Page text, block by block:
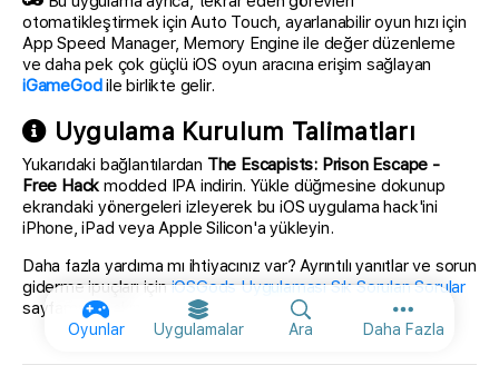
Oyunlar Uygulamalar Ara Daha Fazla
Diğer
otomatikleştirmek için Auto Touch, ayarlanabilir oyun hızı için
App Speed Manager, Memory Engine ile değer düzenleme
ve daha pek çok güçlü iOS oyun aracına erişim sağlayan
iGameGodile birlikte gelir.
Uygulama Kurulum Talimatları
Yukarıdaki bağlantılardan The Escapists: Prison Escape -
Free Hack modded IPA indirin. Yükle düğmesine dokunup
ekrandaki yönergeleri izleyerek bu iOS uygulama hack'ini
iPhone, iPad veya Apple Silicon'a yükleyin.
Daha fazla yardıma mı ihtiyacınız var? Ayrıntılı yanıtlar ve sorun
giderme ipuçları içiniOSGods Uygulaması Sık Sorulan Sorular
sayfamıza bakın.